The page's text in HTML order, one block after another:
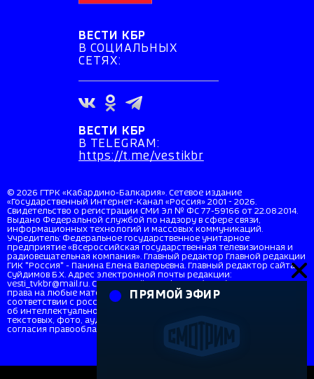
ВЕСТИ КБР
В СОЦИАЛЬНЫХ
СЕТЯХ:
ВЕСТИ КБР
В TELEGRAM:
https://t.me/vestikbr
© 2026 ГТРК «Кабардино-Балкария». Сетевое издание
«Государственный Интернет-Канал «Россия» 2001 - 2026.
Свидетельство о регистрации СМИ Эл № ФС 77-59166 от 22.08.2014.
Выдано Федеральной службой по надзору в сфере связи,
информационных технологий и массовых коммуникаций.
Учредитель: Федеральное государственное унитарное
предприятие «Всероссийская государственная телевизионная и
радиовещательная компания». Главный редактор Главной редакции
ГИК "Россия" - Панина Елена Валерьевна. Главный редактор сайта
Суйдимов Б.Х. Адрес электронной почты редакции:
vesti_tvkbr@mail.ru. Справочный телефон: +7 (8662) 40-36-33. Все
права на любые материалы, опубликованные на сайте, защищены в
соответствии с российским и международным законодательством
об интеллектуальной собственности. Любое использование
текстовых, фото, аудио и видеоматериалов возможно только с
согласия правообладателя (ВГТРК). Для детей старше 16 лет (16+).
ПРЯМОЙ ЭФИР